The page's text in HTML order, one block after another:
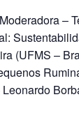
–
(UFMS –